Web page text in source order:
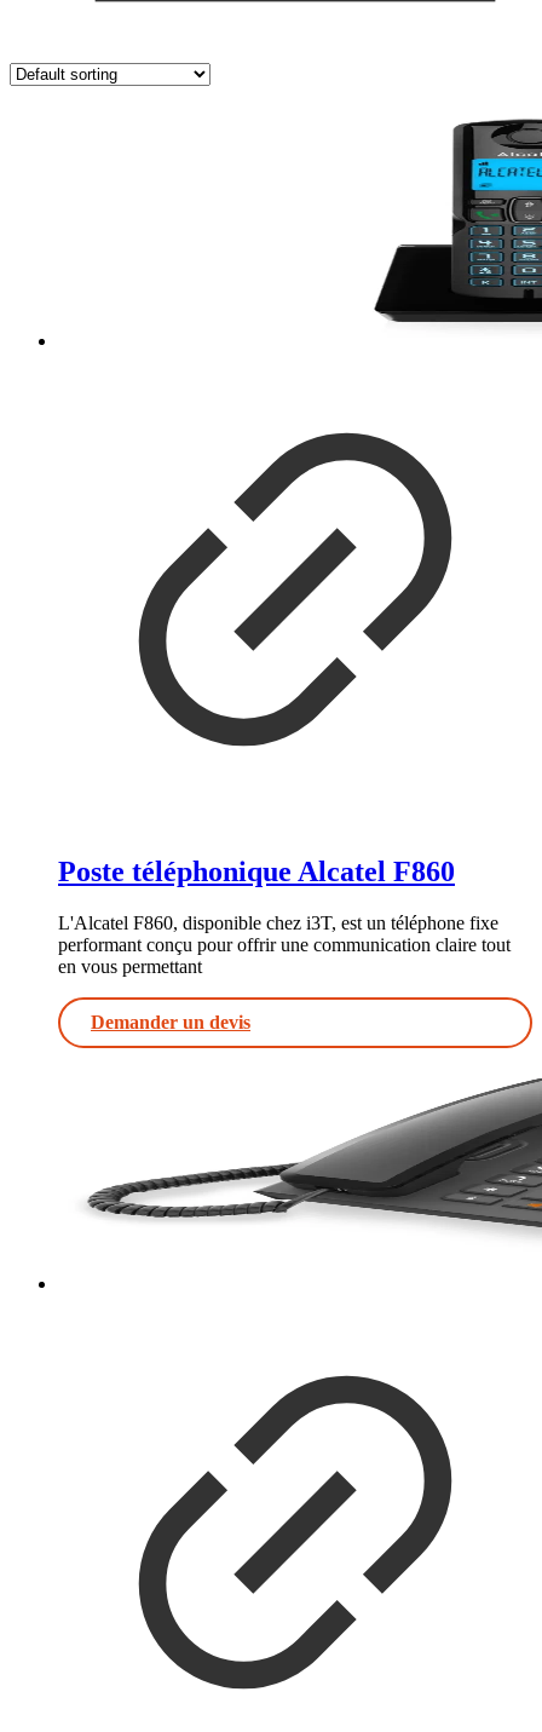
Poste téléphonique Alcatel F860
L'Alcatel F860, disponible chez i3T, est un téléphone fixe
performant conçu pour offrir une communication claire tout
en vous permettant
Demander un devis